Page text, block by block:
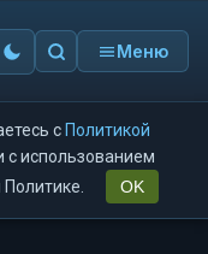
Меню
с Политикой
с использованием
OK